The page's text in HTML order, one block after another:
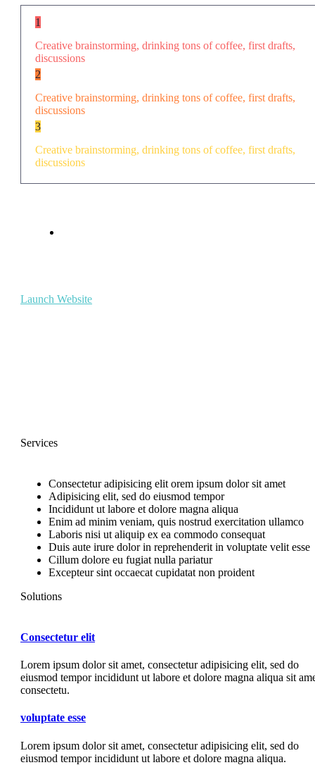
1
Creative brainstorming, drinking tons of coffee, first drafts,
discussions
2
Creative brainstorming, drinking tons of coffee, first drafts,
discussions
3
Creative brainstorming, drinking tons of coffee, first drafts,
discussions
Launch Website
Services
Consectetur adipisicing elit orem ipsum dolor sit amet
Adipisicing elit, sed do eiusmod tempor
Incididunt ut labore et dolore magna aliqua
Enim ad minim veniam, quis nostrud exercitation ullamco
Laboris nisi ut aliquip ex ea commodo consequat
Duis aute irure dolor in reprehenderit in voluptate velit esse
Cillum dolore eu fugiat nulla pariatur
Excepteur sint occaecat cupidatat non proident
Solutions
Consectetur elit
Lorem ipsum dolor sit amet, consectetur adipisicing elit, sed do
eiusmod tempor incididunt ut labore et dolore magna aliqua sit
consectetu.
voluptate esse
Lorem ipsum dolor sit amet, consectetur adipisicing elit, sed do
eiusmod tempor incididunt ut labore et dolore magna aliqua.